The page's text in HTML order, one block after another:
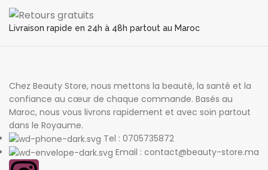
Livraison rapide en 24h à 48h partout au Maroc
Chez Beauty Store, nous mettons la beauté, la santé et la
confiance au cœur de chaque commande. Basés au
Maroc, nous vous livrons rapidement et avec soin partout
dans le Royaume.
Tel : 0705735872
Email : contact@beauty-store.ma